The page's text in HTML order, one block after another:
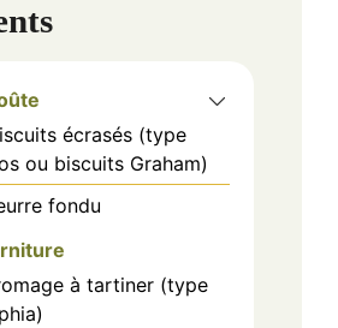
écrasés (type
ou biscuits Graham)
fondu
à tartiner (type